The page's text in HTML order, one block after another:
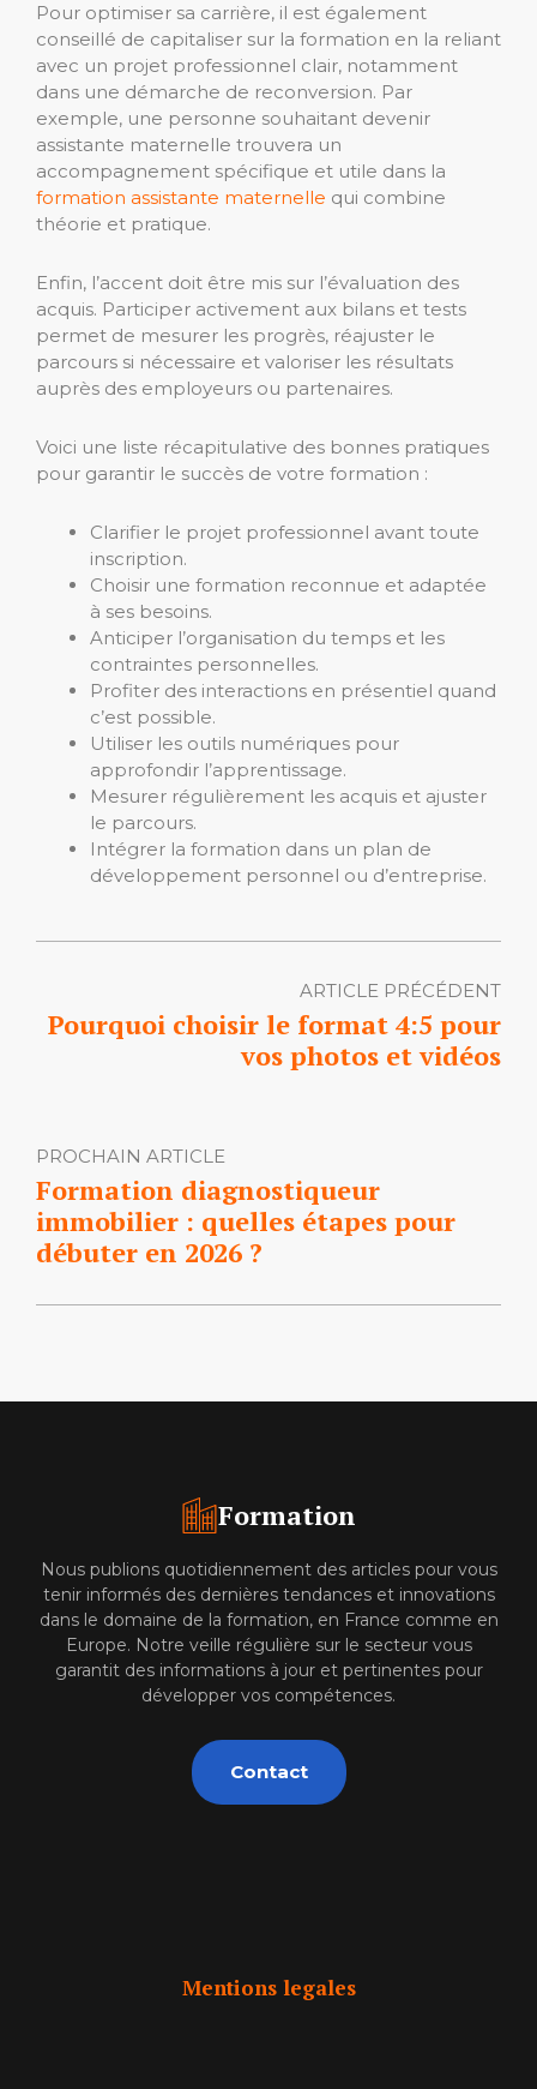
Pour optimiser sa carrière, il est également
conseillé de capitaliser sur la formation en la reliant
avec un projet professionnel clair, notamment
dans une démarche de reconversion. Par
exemple, une personne souhaitant devenir
assistante maternelle trouvera un
accompagnement spécifique et utile dans la
formation assistante maternelle qui combine
théorie et pratique.
Enfin, l’accent doit être mis sur l’évaluation des
acquis. Participer activement aux bilans et tests
permet de mesurer les progrès, réajuster le
parcours si nécessaire et valoriser les résultats
auprès des employeurs ou partenaires.
Voici une liste récapitulative des bonnes pratiques
pour garantir le succès de votre formation :
Clarifier le projet professionnel avant toute
inscription.
Choisir une formation reconnue et adaptée
à ses besoins.
Anticiper l’organisation du temps et les
contraintes personnelles.
Profiter des interactions en présentiel quand
c’est possible.
Utiliser les outils numériques pour
approfondir l’apprentissage.
Mesurer régulièrement les acquis et ajuster
le parcours.
Intégrer la formation dans un plan de
développement personnel ou d’entreprise.
ARTICLE PRÉCÉDENT
Pourquoi choisir le format 4:5 pour
vos photos et vidéos
PROCHAIN ARTICLE
Formation diagnostiqueur
immobilier : quelles étapes pour
débuter en 2026 ?
Formation
Nous publions quotidiennement des articles pour vous
tenir informés des dernières tendances et innovations
dans le domaine de la formation, en France comme en
Europe. Notre veille régulière sur le secteur vous
garantit des informations à jour et pertinentes pour
développer vos compétences.
Contact
Mentions legales